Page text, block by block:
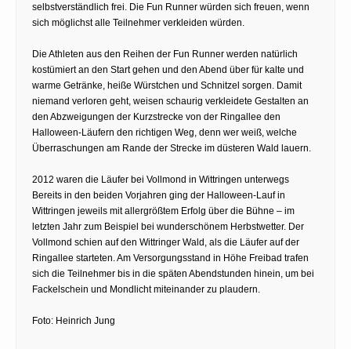
selbstverständlich frei. Die Fun Runner würden sich freuen, wenn
sich möglichst alle Teilnehmer verkleiden würden.
Die Athleten aus den Reihen der Fun Runner werden natürlich
kostümiert an den Start gehen und den Abend über für kalte und
warme Getränke, heiße Würstchen und Schnitzel sorgen. Damit
niemand verloren geht, weisen schaurig verkleidete Gestalten an
den Abzweigungen der Kurzstrecke von der Ringallee den
Halloween-Läufern den richtigen Weg, denn wer weiß, welche
Überraschungen am Rande der Strecke im düsteren Wald lauern.
2012 waren die Läufer bei Vollmond in Wittringen unterwegs
Bereits in den beiden Vorjahren ging der Halloween-Lauf in
Wittringen jeweils mit allergrößtem Erfolg über die Bühne – im
letzten Jahr zum Beispiel bei wunderschönem Herbstwetter. Der
Vollmond schien auf den Wittringer Wald, als die Läufer auf der
Ringallee starteten. Am Versorgungsstand in Höhe Freibad trafen
sich die Teilnehmer bis in die späten Abendstunden hinein, um bei
Fackelschein und Mondlicht miteinander zu plaudern.
Foto: Heinrich Jung